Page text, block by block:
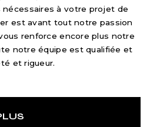
à votre projet de
est avant tout notre passion
renforce encore plus notre
notre équipe est qualifiée et
et rigueur.